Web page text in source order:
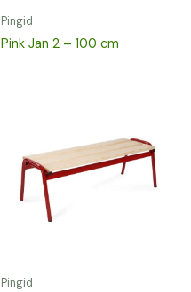
Pingid
Pink Jan 2 – 100 cm
Pingid